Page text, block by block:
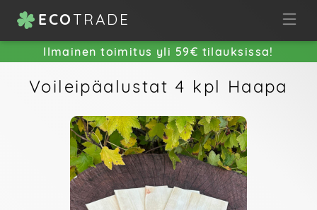
ECOTRADE
Ilmainen toimitus yli 59€ tilauksissa!
Voileipäalustat 4 kpl Haapa